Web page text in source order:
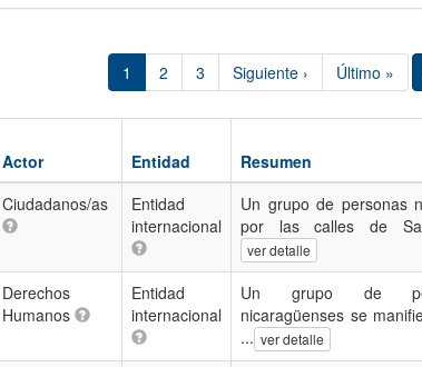
1 2 3 Siguiente › Último »
Actor Entidad
Resumen
Ciudadanos/as
Entidad
internacional
Un grupo de personas
por las calles de
ver detalle
Derechos
Humanos
Entidad
internacional
Un grupo de
nicaragüenses se
... ver detalle